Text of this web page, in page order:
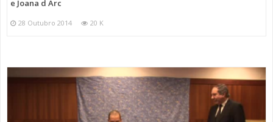
e Joana d Arc
28 Outubro 2014 20 K